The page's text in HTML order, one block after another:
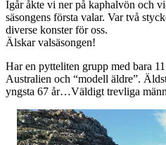
Igår åkte vi ner på kaphalvön och
säsongens första valar. Var två
diverse konster för oss.
Älskar valsäsongen!
Har en pytteliten grupp med bara
Australien och “modell äldre”.
yngsta 67 år…Väldigt trevliga